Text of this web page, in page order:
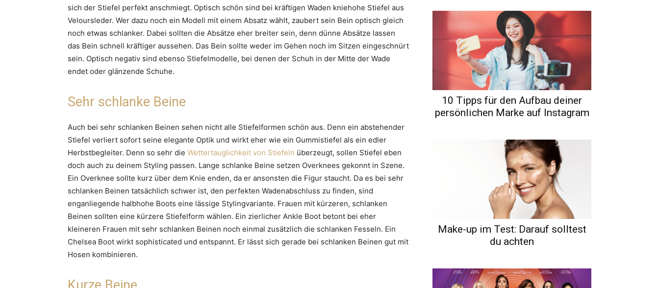
sich der Stiefel perfekt anschmiegt. Optisch schön sind bei kräftigen Waden kniehohe Stiefel aus
Veloursleder. Wer dazu noch ein Modell mit einem Absatz wählt, zaubert sein Bein optisch gleich
noch etwas schlanker. Dabei sollten die Absätze eher breiter sein, denn dünne Absätze lassen
das Bein schnell kräftiger aussehen. Das Bein sollte weder im Gehen noch im Sitzen eingeschnürt
sein. Optisch negativ sind ebenso Stiefelmodelle, bei denen der Schuh in der Mitte der Wade
endet oder glänzende Schuhe.
Sehr schlanke Beine
Auch bei sehr schlanken Beinen sehen nicht alle Stiefelformen schön aus. Denn ein abstehender
Stiefel verliert sofort seine elegante Optik und wirkt eher wie ein Gummistiefel als ein edler
Herbstbegleiter. Denn so sehr die Wettertauglichkeit von Stiefeln überzeugt, sollen Stiefel eben
doch auch zu deinem Styling passen. Lange schlanke Beine setzen Overknees gekonnt in Szene.
Ein Overknee sollte kurz über dem Knie enden, da er ansonsten die Figur staucht. Da es bei sehr
schlanken Beinen tatsächlich schwer ist, den perfekten Wadenabschluss zu finden, sind
enganliegende halbhohe Boots eine lässige Stylingvariante. Frauen mit kürzeren, schlanken
Beinen sollten eine kürzere Stiefelform wählen. Ein zierlicher Ankle Boot betont bei eher
kleineren Frauen mit sehr schlanken Beinen noch einmal zusätzlich die schlanken Fesseln. Ein
Chelsea Boot wirkt sophisticated und entspannt. Er lässt sich gerade bei schlanken Beinen gut mit
Hosen kombinieren.
10 Tipps für den Aufbau deiner
persönlichen Marke auf Instagram
Make-up im Test: Darauf solltest
du achten